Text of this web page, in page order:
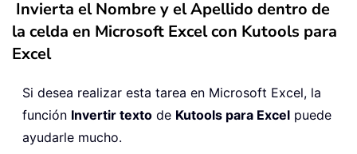
Invierta el Nombre y el Apellido dentro de
la celda en Microsoft Excel con Kutools para
Excel
Si desea realizar esta tarea en Microsoft Excel, la
función Invertir texto de Kutools para Excel puede
ayudarle mucho.